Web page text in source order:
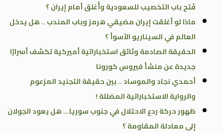
فُتح باب التخصيب للسعودية وأُغلق أمام إيران ؟
ماذا لو أغلقت إيران مضيقي هرمز وباب المندب .. هل يدخل
العالم في السيناريو الأسوأ ؟
الحقيقة الصادمة وثائق استخباراتية أميركية تكشف أسرارًا
جديدة عن منشأ فيروس كورونا
أحمدي نجاد والموساد .. بين حقيقة التجنيد المزعوم
والرواية الاستخباراتية المضللة !
ظهور حركة ردع الاحتلال في جنوب سوريا… هل يعود الجولان
إلى معادلة المقاومة ؟